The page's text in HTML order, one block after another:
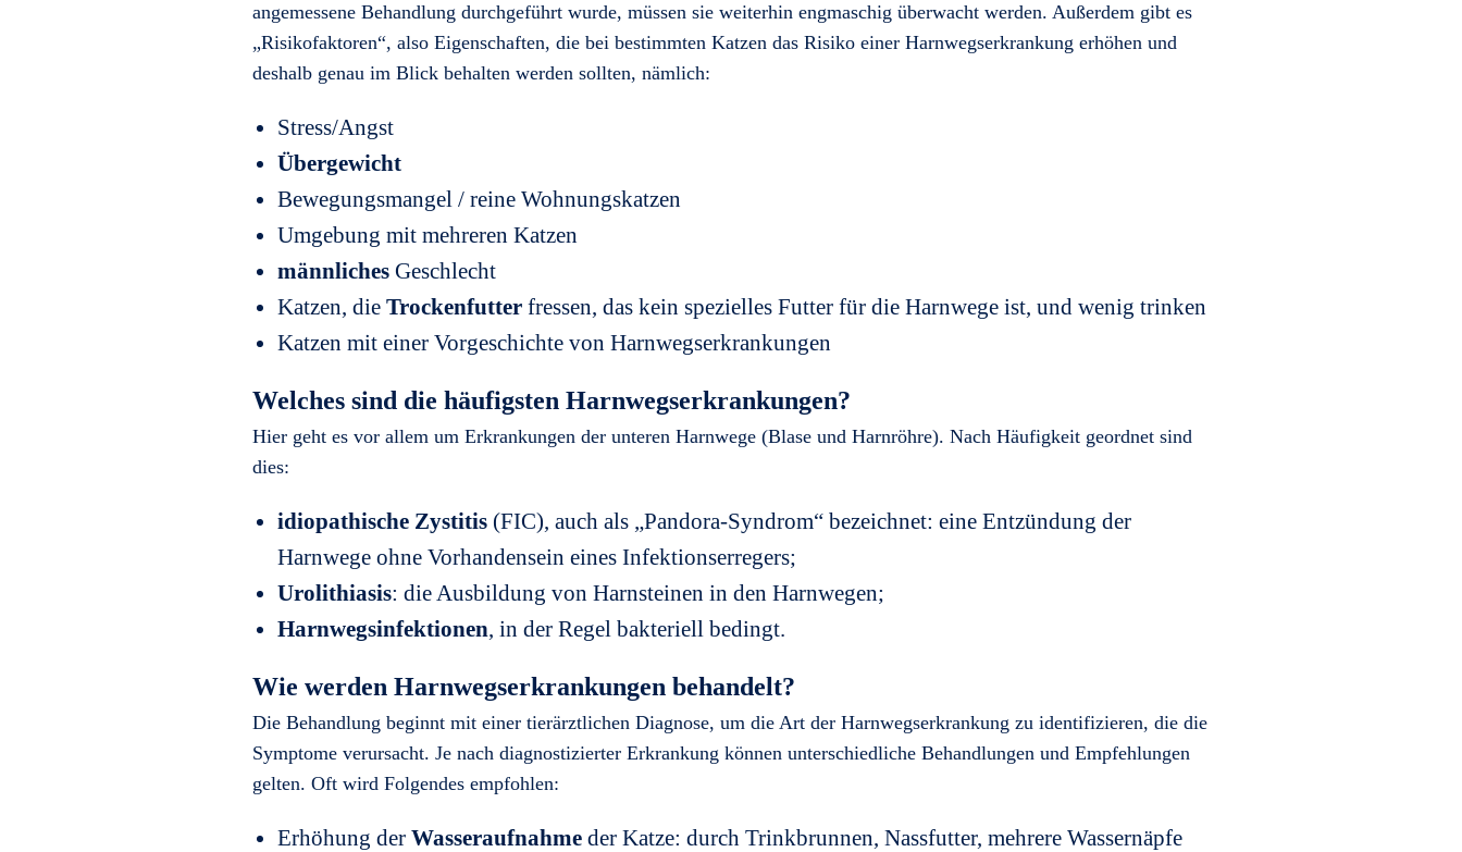
angemessene Behandlung durchgeführt wurde, müssen sie weiterhin engmaschig überwacht werden. Außerdem gibt es
„Risikofaktoren“, also Eigenschaften, die bei bestimmten Katzen das Risiko einer Harnwegserkrankung erhöhen und
deshalb genau im Blick behalten werden sollten, nämlich:
Stress/Angst
Übergewicht
Bewegungsmangel / reine Wohnungskatzen
Umgebung mit mehreren Katzen
männliches Geschlecht
Katzen, dieTrockenfutter fressen, das kein spezielles Futter für die Harnwege ist, und wenig trinken
Katzen mit einer Vorgeschichte von Harnwegserkrankungen
Welches sind die häufigsten Harnwegserkrankungen?
Hier geht es vor allem um Erkrankungen der unteren Harnwege (Blase und Harnröhre). Nach Häufigkeit geordnet sind
dies:
idiopathische Zystitis (FIC), auch als „Pandora-Syndrom“ bezeichnet: eine Entzündung der
Harnwege ohne Vorhandensein eines Infektionserregers;
Urolithiasis: die Ausbildung von Harnsteinen in den Harnwegen;
Harnwegsinfektionen, in der Regel bakteriell bedingt.
Wie werden Harnwegserkrankungen behandelt?
Die Behandlung beginnt mit einer tierärztlichen Diagnose, um die Art der Harnwegserkrankung zu identifizieren, die die
Symptome verursacht. Je nach diagnostizierter Erkrankung können unterschiedliche Behandlungen und Empfehlungen
gelten. Oft wird Folgendes empfohlen:
Erhöhung derWasseraufnahme der Katze: durch Trinkbrunnen, Nassfutter, mehrere Wassernäpfe